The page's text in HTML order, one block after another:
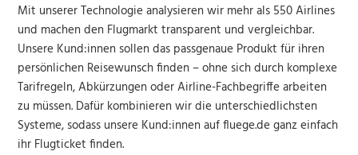
Mit unserer Technologie analysieren wir mehr als 550 Airlines
und machen den Flugmarkt transparent und vergleichbar.
Unsere Kund:innen sollen das passgenaue Produkt für ihren
persönlichen Reisewunsch finden – ohne sich durch komplexe
Tarifregeln, Abkürzungen oder Airline-Fachbegriffe arbeiten
zu müssen. Dafür kombinieren wir die unterschiedlichsten
Systeme, sodass unsere Kund:innen auf fluege.de ganz einfach
ihr Flugticket finden.